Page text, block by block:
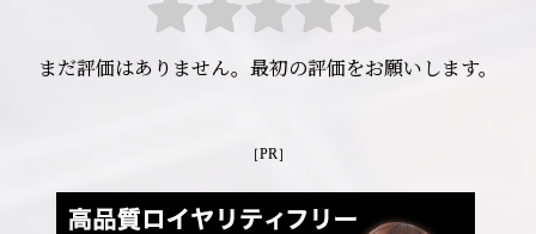
まだ評価はありません。最初の評価をお願いします。
［PR］